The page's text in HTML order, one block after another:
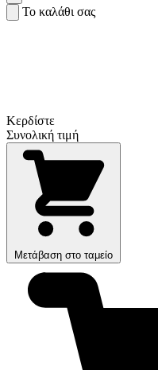
Το καλάθι σας
Κερδίστε
Συνολική τιμή
Μετάβαση στο ταμείο